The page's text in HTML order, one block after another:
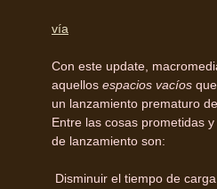
vía
Con este update,
aquellos espacios vacíos
un lanzamiento prematuro
Entre las cosas prometidas
de lanzamiento son:
 Disminuir el tiempo de